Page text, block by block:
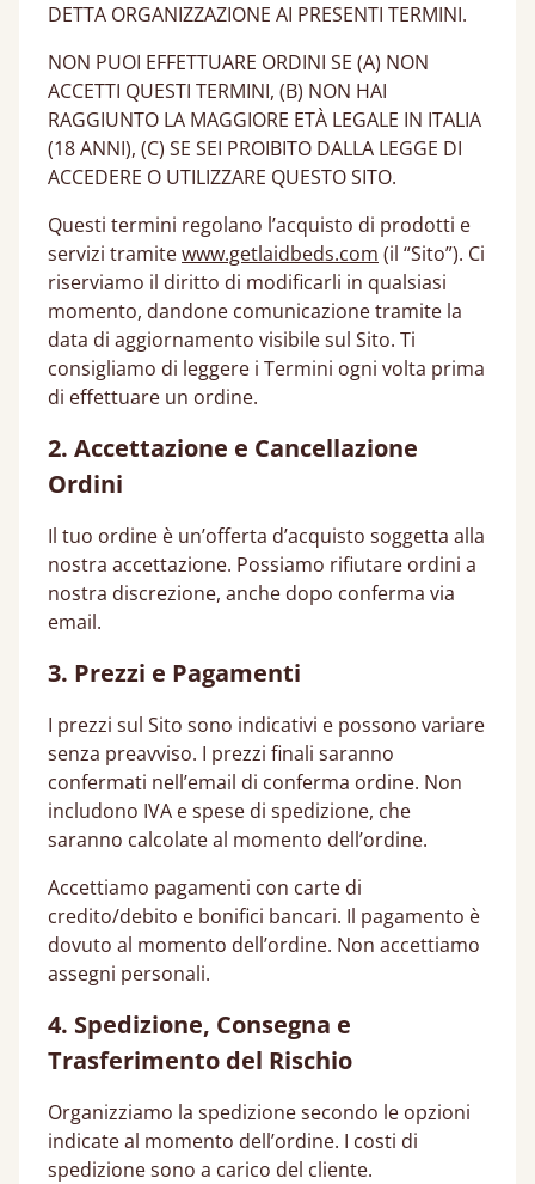
DETTA ORGANIZZAZIONE AI PRESENTI TERMINI.
NON PUOI EFFETTUARE ORDINI SE (A) NON
ACCETTI QUESTI TERMINI, (B) NON HAI
RAGGIUNTO LA MAGGIORE ETÀ LEGALE IN ITALIA
(18 ANNI), (C) SE SEI PROIBITO DALLA LEGGE DI
ACCEDERE O UTILIZZARE QUESTO SITO.
Questi termini regolano l’acquisto di prodotti e
servizi tramitewww.getlaidbeds.com (il “Sito”). Ci
riserviamo il diritto di modificarli in qualsiasi
momento, dandone comunicazione tramite la
data di aggiornamento visibile sul Sito. Ti
consigliamo di leggere i Termini ogni volta prima
di effettuare un ordine.
2. Accettazione e Cancellazione
Ordini
Il tuo ordine è un’offerta d’acquisto soggetta alla
nostra accettazione. Possiamo rifiutare ordini a
nostra discrezione, anche dopo conferma via
email.
3. Prezzi e Pagamenti
I prezzi sul Sito sono indicativi e possono variare
senza preavviso. I prezzi finali saranno
confermati nell’email di conferma ordine. Non
includono IVA e spese di spedizione, che
saranno calcolate al momento dell’ordine.
Accettiamo pagamenti con carte di
credito/debito e bonifici bancari. Il pagamento è
dovuto al momento dell’ordine. Non accettiamo
assegni personali.
4. Spedizione, Consegna e
Trasferimento del Rischio
Organizziamo la spedizione secondo le opzioni
indicate al momento dell’ordine. I costi di
spedizione sono a carico del cliente.